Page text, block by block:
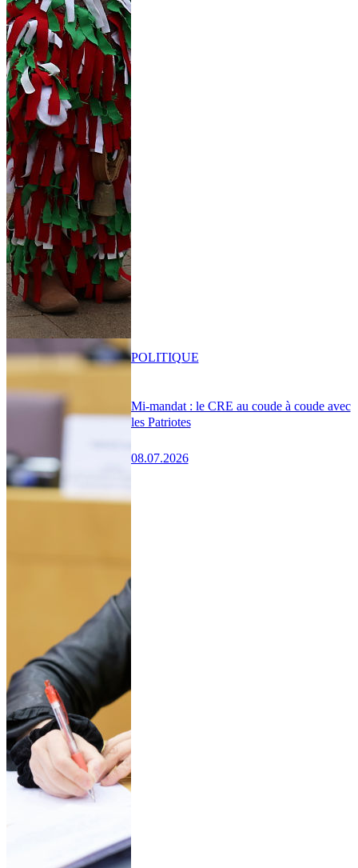
Mi-mandat : le CRE au coude à coude avec
les Patriotes
08.07.2026
POLITIQUE